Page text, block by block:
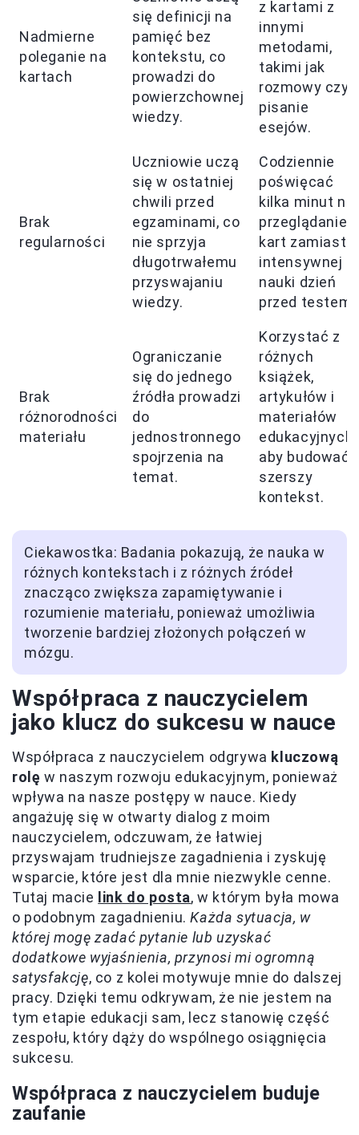
Nadmierne
poleganie na
kartach
się definicji na
pamięć bez
kontekstu, co
prowadzi do
powierzchownej
wiedzy.
z kartami z
innymi
metodami,
takimi jak
rozmowy czy
pisanie
esejów.
Brak
regularności
Uczniowie uczą
się w ostatniej
chwili przed
egzaminami, co
nie sprzyja
długotrwałemu
przyswajaniu
wiedzy.
Codziennie
poświęcać
kilka minut na
przeglądanie
kart zamiast
intensywnej
nauki dzień
przed testem.
Brak
różnorodności
materiału
Ograniczanie
się do jednego
źródła prowadzi
do
jednostronnego
spojrzenia na
temat.
Korzystać z
różnych
książek,
artykułów i
materiałów
edukacyjnych,
aby budować
szerszy
kontekst.
Ciekawostka: Badania pokazują, że nauka w
różnych kontekstach i z różnych źródeł
znacząco zwiększa zapamiętywanie i
rozumienie materiału, ponieważ umożliwia
tworzenie bardziej złożonych połączeń w
mózgu.
Współpraca z nauczycielem
jako klucz do sukcesu w nauce
Współpraca z nauczycielem odgrywa kluczową
rolę w naszym rozwoju edukacyjnym, ponieważ
wpływa na nasze postępy w nauce. Kiedy
angażuję się w otwarty dialog z moim
nauczycielem, odczuwam, że łatwiej
przyswajam trudniejsze zagadnienia i zyskuję
wsparcie, które jest dla mnie niezwykle cenne.
Tutaj macie
link do posta, w którym była mowa
o podobnym zagadnieniu.Każda sytuacja, w
której mogę zadać pytanie lub uzyskać
dodatkowe wyjaśnienia, przynosi mi ogromną
satysfakcję, co z kolei motywuje mnie do dalszej
pracy. Dzięki temu odkrywam, że nie jestem na
tym etapie edukacji sam, lecz stanowię część
zespołu, który dąży do wspólnego osiągnięcia
sukcesu.
Współpraca z nauczycielem buduje
zaufanie